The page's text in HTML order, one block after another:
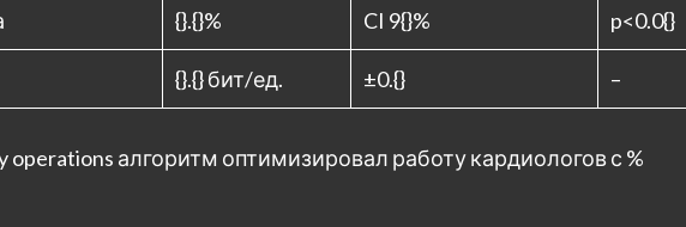
{}.{}% CI 9{}% p<0.0{}
{}.{} бит/ед. ±0.{} –
operations алгоритм оптимизировал работу кардиологов с %